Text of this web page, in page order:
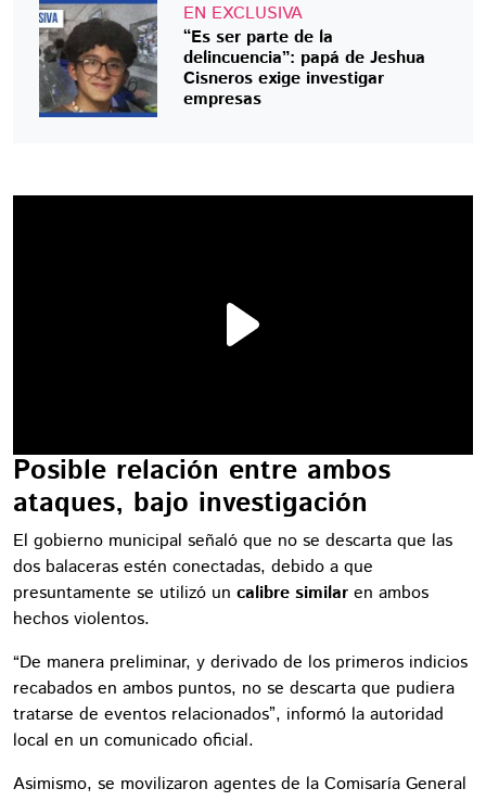
EN EXCLUSIVA
“Es ser parte de la
delincuencia”: papá de Jeshua
Cisneros exige investigar
empresas
Posible relación entre ambos
ataques, bajo investigación
El gobierno municipal señaló que no se descarta que las
dos balaceras estén conectadas, debido a que
presuntamente se utilizó un calibre similar en ambos
hechos violentos.
“De manera preliminar, y derivado de los primeros indicios
recabados en ambos puntos, no se descarta que pudiera
tratarse de eventos relacionados”, informó la autoridad
local en un comunicado oficial.
Asimismo, se movilizaron agentes de la Comisaría General